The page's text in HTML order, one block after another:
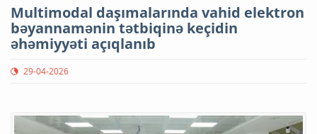
Multimodal daşımalarında vahid elektron
bəyannamənin tətbiqinə keçidin
əhəmiyyəti açıqlanıb
29-04-2026